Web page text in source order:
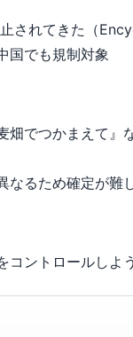
止されてきた（
国でも規制対象
畑でつかまえて
なるため確定が難
コントロールしよ